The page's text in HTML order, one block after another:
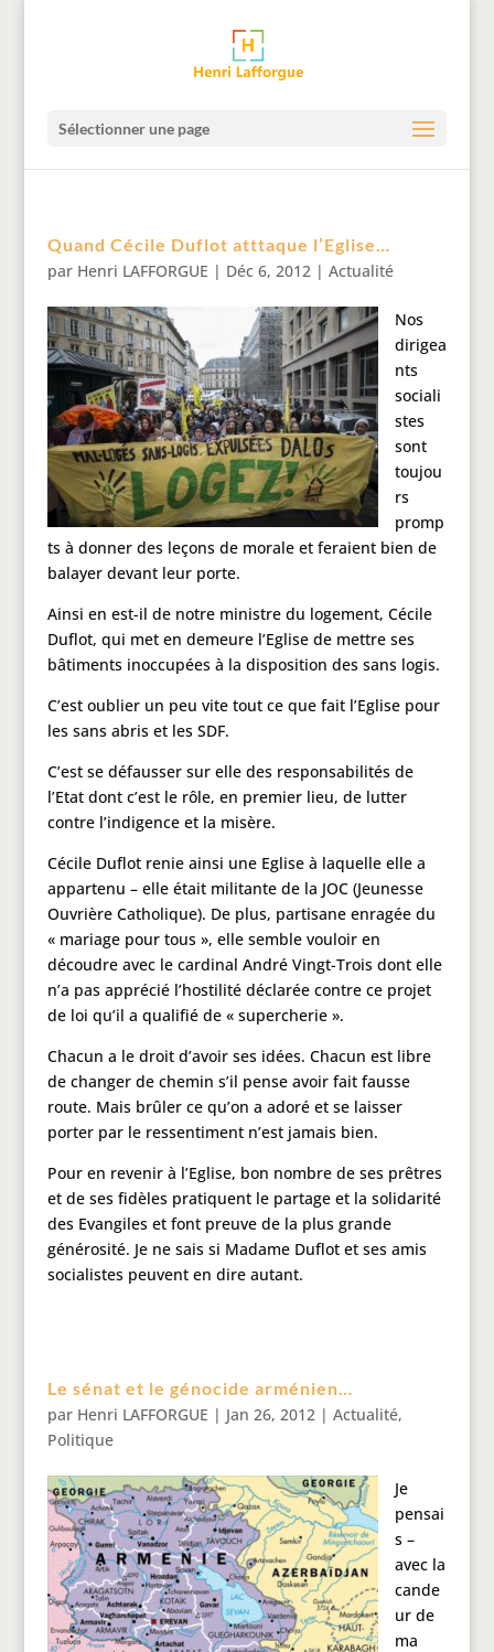
Sélectionner une page
Quand Cécile Duflot atttaque l’Eglise…
par Henri LAFFORGUE | Déc 6, 2012| Actualité
Nos
dirigea
nts
sociali
stes
sont
toujou
rs
promp
ts à donner des leçons de morale et feraient bien de
balayer devant leur porte.
Ainsi en est-il de notre ministre du logement, Cécile
Duflot, qui met en demeure l’Eglise de mettre ses
bâtiments inoccupées à la disposition des sans logis.
C’est oublier un peu vite tout ce que fait l’Eglise pour
les sans abris et les SDF.
C’est se défausser sur elle des responsabilités de
l’Etat dont c’est le rôle, en premier lieu, de lutter
contre l’indigence et la misère.
Cécile Duflot renie ainsi une Eglise à laquelle elle a
appartenu – elle était militante de la JOC (Jeunesse
Ouvrière Catholique). De plus, partisane enragée du
« mariage pour tous », elle semble vouloir en
découdre avec le cardinal André Vingt-Trois dont elle
n’a pas apprécié l’hostilité déclarée contre ce projet
de loi qu’il a qualifié de « supercherie ».
Chacun a le droit d’avoir ses idées. Chacun est libre
de changer de chemin s’il pense avoir fait fausse
route. Mais brûler ce qu’on a adoré et se laisser
porter par le ressentiment n’est jamais bien.
Pour en revenir à l’Eglise, bon nombre de ses prêtres
et de ses fidèles pratiquent le partage et la solidarité
des Evangiles et font preuve de la plus grande
générosité. Je ne sais si Madame Duflot et ses amis
socialistes peuvent en dire autant.
Le sénat et le génocide arménien…
par Henri LAFFORGUE | Jan 26, 2012| Actualité,
Politique
Je
pensai
s –
avec la
cande
ur de
ma